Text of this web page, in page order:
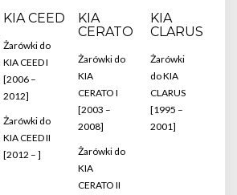
KIA CEED
Żarówki do
KIA CEED I
[2006 –
2012]
Żarówki do
KIA CEED II
[2012 – ]
KIA
CERATO
Żarówki do
KIA
CERATO I
[2003 –
2008]
Żarówki do
KIA
CERATO II
KIA
CLARUS
Żarówki
do KIA
CLARUS
[1995 –
2001]